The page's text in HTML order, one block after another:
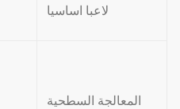
لاعبا اساسيا
المعالجة السطحية